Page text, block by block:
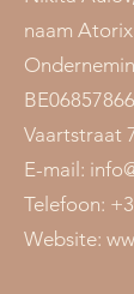
naam
Vaartstraat
E-mail:
Telefoon:
Website: